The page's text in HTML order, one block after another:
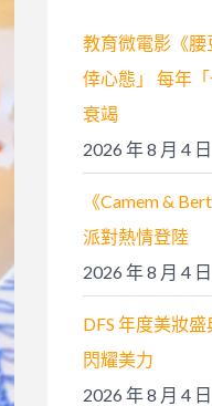
教育微電影《
倖心態」 每年
衰竭
2026 年 8 月 4 日
《Camem &
派對熱情登陸
2026 年 8 月 4 日
DFS 年度美妝
閃耀美力
2026 年 8 月 4 日